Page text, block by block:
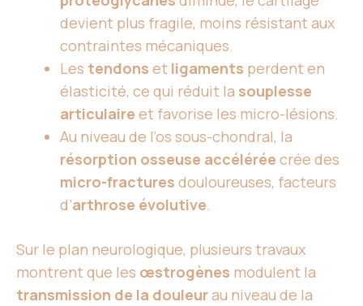
devient plus fragile, moins résistant aux
contraintes mécaniques.
Les tendons et ligaments perdent en
élasticité, ce qui réduit la souplesse
articulaire et favorise les micro-lésions.
Au niveau de l’os sous-chondral, la
résorption osseuse accélérée crée des
micro-fractures douloureuses, facteurs
d’arthrose évolutive.
Sur le plan neurologique, plusieurs travaux
montrent que les œstrogènes modulent la
transmission de la douleurau niveau de la